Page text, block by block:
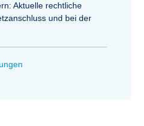
Aktuelle rechtliche
und bei der